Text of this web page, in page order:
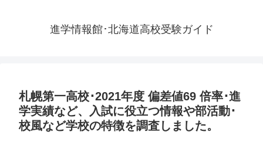
進学情報館･北海道高校受験ガイド
札幌第一高校･2021年度 偏差値69 倍率･進
学実績など、入試に役立つ情報や部活動･
校風など学校の特徴を調査しました。